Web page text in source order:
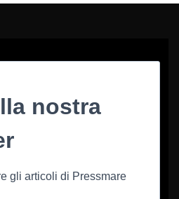
nostra
gli articoli di Pressmare